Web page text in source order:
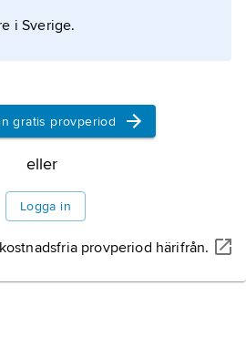
i Sverige.
gratis provperiod
eller
Logga in
provperiod härifrån.